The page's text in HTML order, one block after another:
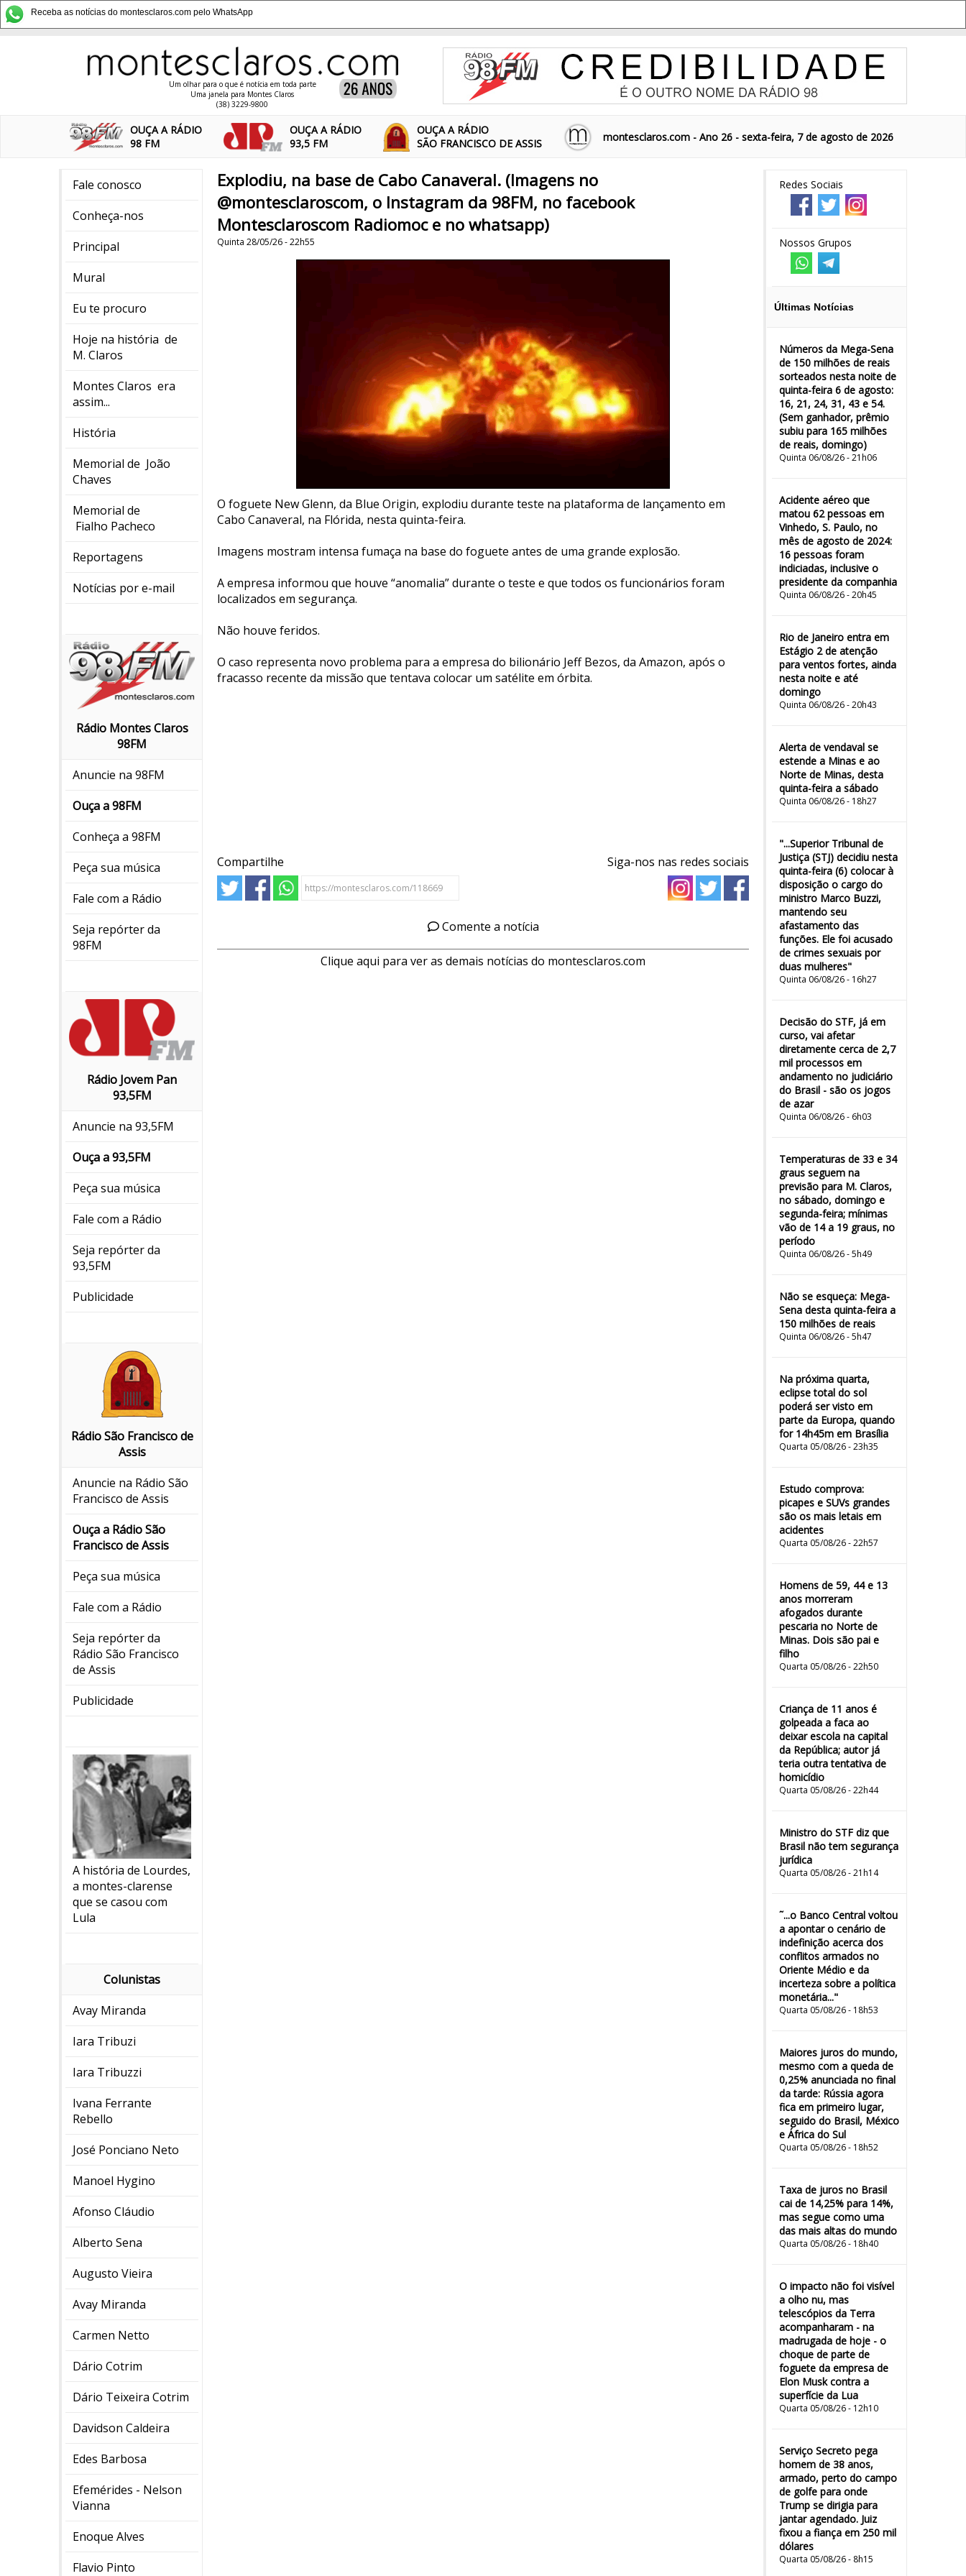
Receba as notícias do montesclaros.com pelo WhatsApp
Um olhar para o que é notícia em toda parte
Uma janela para Montes Claros
(38) 3229-9800
OUÇA A RÁDIO
98 FM
OUÇA A RÁDIO
93,5 FM
OUÇA A RÁDIO
SÃO FRANCISCO DE ASSIS
montesclaros.com - Ano 26 - sexta-feira, 7 de agosto de 2026
Fale conosco
Conheça-nos
Principal
Mural
Eu te procuro
Hoje na história de
M. Claros
Montes Claros era
assim...
História
Memorial de João
Chaves
Memorial de
Fialho Pacheco
Reportagens
Notícias por e-mail
Rádio Montes Claros
98FM
Anuncie na 98FM
Ouça a 98FM
Conheça a 98FM
Peça sua música
Fale com a Rádio
Seja repórter da
98FM
Rádio Jovem Pan
93,5FM
Anuncie na 93,5FM
Ouça a 93,5FM
Peça sua música
Fale com a Rádio
Seja repórter da
93,5FM
Publicidade
Rádio São Francisco de
Assis
Anuncie na Rádio São
Francisco de Assis
Ouça a Rádio São
Francisco de Assis
Peça sua música
Fale com a Rádio
Seja repórter da
Rádio São Francisco
de Assis
Publicidade
A história de Lourdes,
a montes-clarense
que se casou com
Lula
Colunistas
Avay Miranda
Iara Tribuzi
Iara Tribuzzi
Ivana Ferrante
Rebello
José Ponciano Neto
Manoel Hygino
Afonso Cláudio
Alberto Sena
Augusto Vieira
Avay Miranda
Carmen Netto
Dário Cotrim
Dário Teixeira Cotrim
Davidson Caldeira
Edes Barbosa
Efemérides - Nelson
Vianna
Enoque Alves
Flavio Pinto
Redes Sociais
Nossos Grupos
Últimas Notícias
Números da Mega-Sena
de 150 milhões de reais
sorteados nesta noite de
quinta-feira 6 de agosto:
16, 21, 24, 31, 43 e 54.
(Sem ganhador, prêmio
subiu para 165 milhões
de reais, domingo)
Quinta 06/08/26 - 21h06
Acidente aéreo que
matou 62 pessoas em
Vinhedo, S. Paulo, no
mês de agosto de 2024:
16 pessoas foram
indiciadas, inclusive o
presidente da companhia
Quinta 06/08/26 - 20h45
Rio de Janeiro entra em
Estágio 2 de atenção
para ventos fortes, ainda
nesta noite e até
domingo
Quinta 06/08/26 - 20h43
Alerta de vendaval se
estende a Minas e ao
Norte de Minas, desta
quinta-feira a sábado
Quinta 06/08/26 - 18h27
"...Superior Tribunal de
Justiça (STJ) decidiu nesta
quinta-feira (6) colocar à
disposição o cargo do
ministro Marco Buzzi,
mantendo seu
afastamento das
funções. Ele foi acusado
de crimes sexuais por
duas mulheres"
Quinta 06/08/26 - 16h27
Decisão do STF, já em
curso, vai afetar
diretamente cerca de 2,7
mil processos em
andamento no judiciário
do Brasil - são os jogos
de azar
Quinta 06/08/26 - 6h03
Temperaturas de 33 e 34
graus seguem na
previsão para M. Claros,
no sábado, domingo e
segunda-feira; mínimas
vão de 14 a 19 graus, no
período
Quinta 06/08/26 - 5h49
Não se esqueça: Mega-
Sena desta quinta-feira a
150 milhões de reais
Quinta 06/08/26 - 5h47
Na próxima quarta,
eclipse total do sol
poderá ser visto em
parte da Europa, quando
for 14h45m em Brasília
Quarta 05/08/26 - 23h35
Estudo comprova:
picapes e SUVs grandes
são os mais letais em
acidentes
Quarta 05/08/26 - 22h57
Homens de 59, 44 e 13
anos morreram
afogados durante
pescaria no Norte de
Minas. Dois são pai e
filho
Quarta 05/08/26 - 22h50
Criança de 11 anos é
golpeada a faca ao
deixar escola na capital
da República; autor já
teria outra tentativa de
homicídio
Quarta 05/08/26 - 22h44
Ministro do STF diz que
Brasil não tem segurança
jurídica
Quarta 05/08/26 - 21h14
˜...o Banco Central voltou
a apontar o cenário de
indefinição acerca dos
conflitos armados no
Oriente Médio e da
incerteza sobre a política
monetária..."
Quarta 05/08/26 - 18h53
Maiores juros do mundo,
mesmo com a queda de
0,25% anunciada no final
da tarde: Rússia agora
fica em primeiro lugar,
seguido do Brasil, México
e África do Sul
Quarta 05/08/26 - 18h52
Taxa de juros no Brasil
cai de 14,25% para 14%,
mas segue como uma
das mais altas do mundo
Quarta 05/08/26 - 18h40
O impacto não foi visível
a olho nu, mas
telescópios da Terra
acompanharam - na
madrugada de hoje - o
choque de parte de
foguete da empresa de
Elon Musk contra a
superfície da Lua
Quarta 05/08/26 - 12h10
Serviço Secreto pega
homem de 38 anos,
armado, perto do campo
de golfe para onde
Trump se dirigia para
jantar agendado. Juiz
fixou a fiança em 250 mil
dólares
Quarta 05/08/26 - 8h15
Explodiu, na base de Cabo Canaveral. (Imagens no
@montesclaroscom, o Instagram da 98FM, no facebook
Montesclaroscom Radiomoc e no whatsapp)
Quinta 28/05/26 - 22h55
O foguete New Glenn, da Blue Origin, explodiu durante teste na plataforma de lançamento em
Cabo Canaveral, na Flórida, nesta quinta-feira.
Imagens mostram intensa fumaça na base do foguete antes de uma grande explosão.
A empresa informou que houve “anomalia” durante o teste e que todos os funcionários foram
localizados em segurança.
Não houve feridos.
O caso representa novo problema para a empresa do bilionário Jeff Bezos, da Amazon, após o
fracasso recente da missão que tentava colocar um satélite em órbita.
Compartilhe Siga-nos nas redes sociais
Comente a notícia
Clique aqui para ver as demais notícias do montesclaros.com